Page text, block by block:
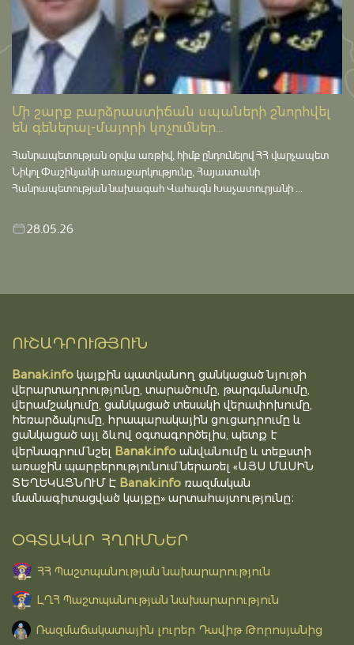
Մի շարք բարձրաստիճան սպաների շնորհվել
են գեներալ-մայորի կոչումներ...
Հանրապետության օրվա առթիվ, հիմք ընդունելով ՀՀ վարչապետ
Նիկոլ Փաշինյանի առաջարկությունը, Հայաստանի
Հանրապետության նախագահ Վահագն Խաչատուրյանի ...
28.05.26
ՈՒՇԱԴՐՈՒԹՅՈՒՆ
Banak.info կայքին պատկանող ցանկացած նյութի
վերարտադրությունը, տարածումը, թարգմանումը,
վերամշակումը, ցանկացած տեսակի վերափոխումը,
հեռարձակումը, հրապարակային ցուցադրումը և
ցանկացած այլ ձևով օգտագործելիս, պետք է
վերնագրում նշել Banak.info անվանումը և տեքստի
առաջին պարբերությունում ներառել «ԱՅՍ ՄԱՍԻՆ
ՏԵՂԵԿԱՑՆՈՒՄ Է Banak.info ռազմական
մասնագիտացված կայքը» արտահայտությունը։
ՕԳՏԱԿԱՐ ՀՂՈՒՄՆԵՐ
ՀՀ Պաշտպանության նախարարություն
ԼՂՀ Պաշտպանության նախարարություն
Ռազմաճակատային լուրեր Դավիթ Թորոսյանից